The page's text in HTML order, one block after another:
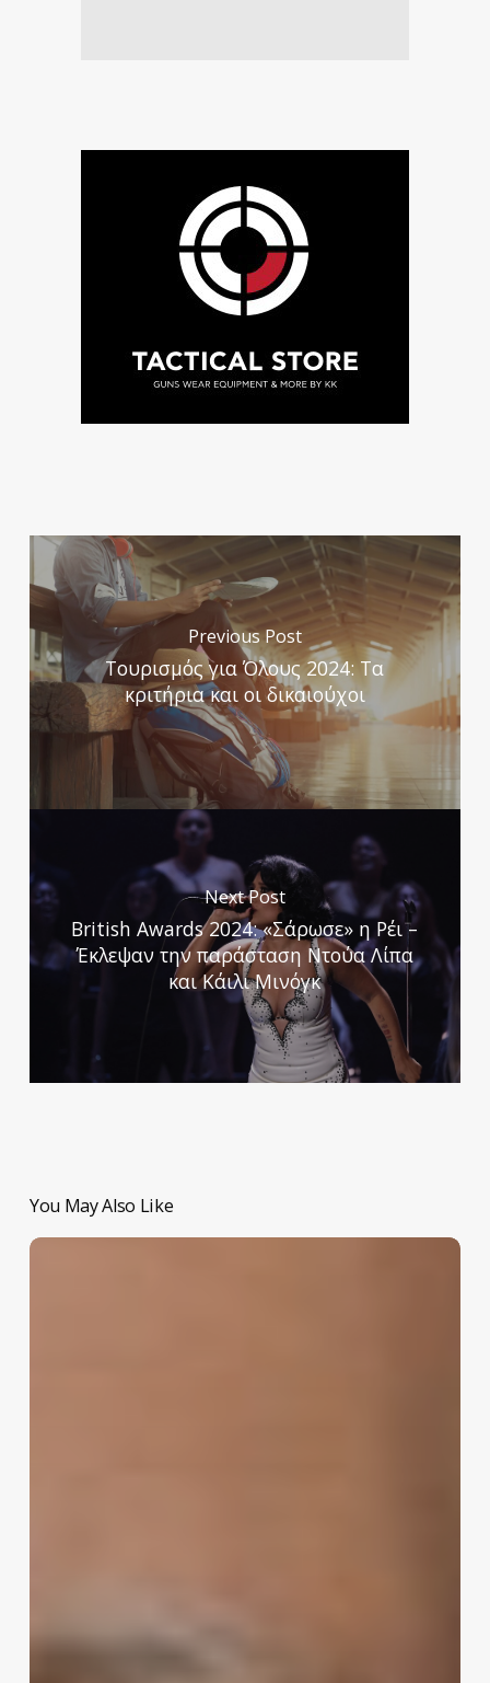
Previous Post
Τουρισμός για Όλους 2024: Τα
κριτήρια και οι δικαιούχοι
Next Post
Βritish Awards 2024: «Σάρωσε» η Ρέι –
Έκλεψαν την παράσταση Ντούα Λίπα
και Κάιλι Μινόγκ
You May Also Like